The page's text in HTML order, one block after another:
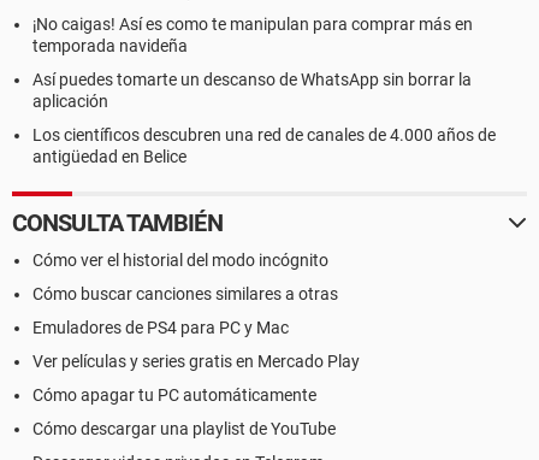
¡No caigas! Así es como te manipulan para comprar más en
temporada navideña
Así puedes tomarte un descanso de WhatsApp sin borrar la
aplicación
Los científicos descubren una red de canales de 4.000 años de
antigüedad en Belice
CONSULTA TAMBIÉN
Cómo ver el historial del modo incógnito
Cómo buscar canciones similares a otras
Emuladores de PS4 para PC y Mac
Ver películas y series gratis en Mercado Play
Cómo apagar tu PC automáticamente
Cómo descargar una playlist de YouTube